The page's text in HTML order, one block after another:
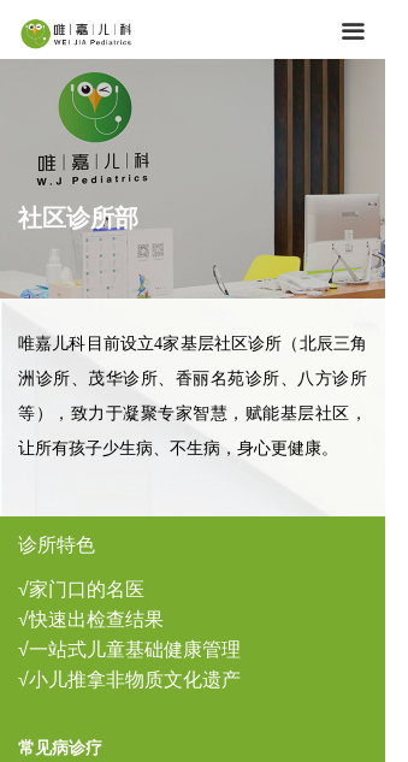
끀
首页
服务内容
医疗团队
育儿学堂
机构网点
关于唯嘉
加入我们
诊所特色
√家门口的名医
√快速出检查结果
√一站式儿童基础健康管理
√小儿推拿非物质文化遗产
常见病诊疗
唯嘉儿科目前设立4家基层社区诊所（北辰三角
洲诊所、茂华诊所、香丽名苑诊所、八方诊所
等），致力于凝聚专家智慧，赋能基层社区，
让所有孩子少生病、不生病，身心更健康。
社区诊所部